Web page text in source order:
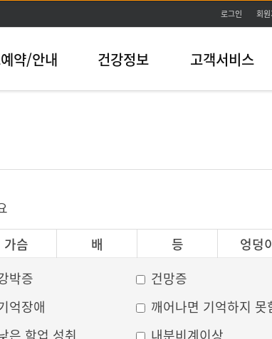
본문바로가기
로그인 회
약/안내 건강정보 고객서비스
가슴 배 등
엉덩
박증
건망증
억장애
깨어나면 기억하지 못
은 학업 성취
내분비계이상